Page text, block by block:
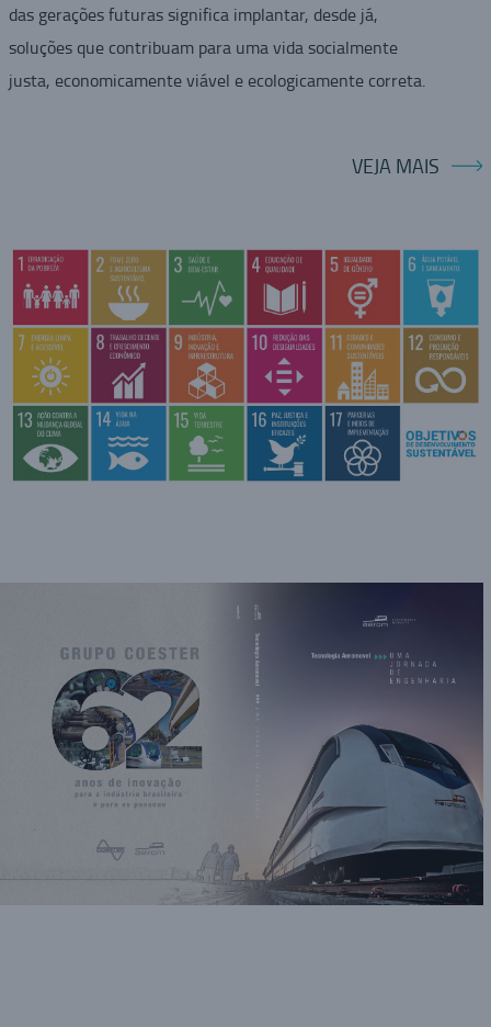
das gerações futuras significa implantar, desde já,
soluções que contribuam para uma vida socialmente
justa, economicamente viável e ecologicamente correta.
VEJA MAIS